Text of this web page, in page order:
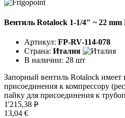
Вентиль Rotalock 1-1/4" ~ 22
Артикул: FP-RV-114-078
Страна: Италия
В наличии: 28 шт
Запорный вентиль Rotalock имеет
присоединения к компрессору
пайку для присоединения к
1'215,38 P
13,04 €